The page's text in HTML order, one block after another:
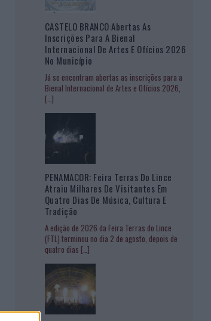
CASTELO BRANCO:Abertas As
Inscrições Para A Bienal
Internacional De Artes E Ofícios 2026
No Município
Já se encontram abertas as inscrições para a
Bienal Internacional de Artes e Ofícios 2026,
[…]
PENAMACOR: Feira Terras Do Lince
Atraiu Milhares De Visitantes Em
Quatro Dias De Música, Cultura E
Tradição
A edição de 2026 da Feira Terras do Lince
(FTL) terminou no dia 2 de agosto, depois de
quatro dias […]